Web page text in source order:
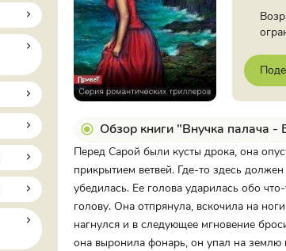
Обзор книги "Внучка палача -
Перед Сарой были кусты дрока, она
прикрытием ветвей. Где-то здесь
убедилась. Ее голова ударилась обо
голову. Она отпрянула, вскочила на
нагнулся и в следующее мгновение
она выронила фонарь, он упал на землю